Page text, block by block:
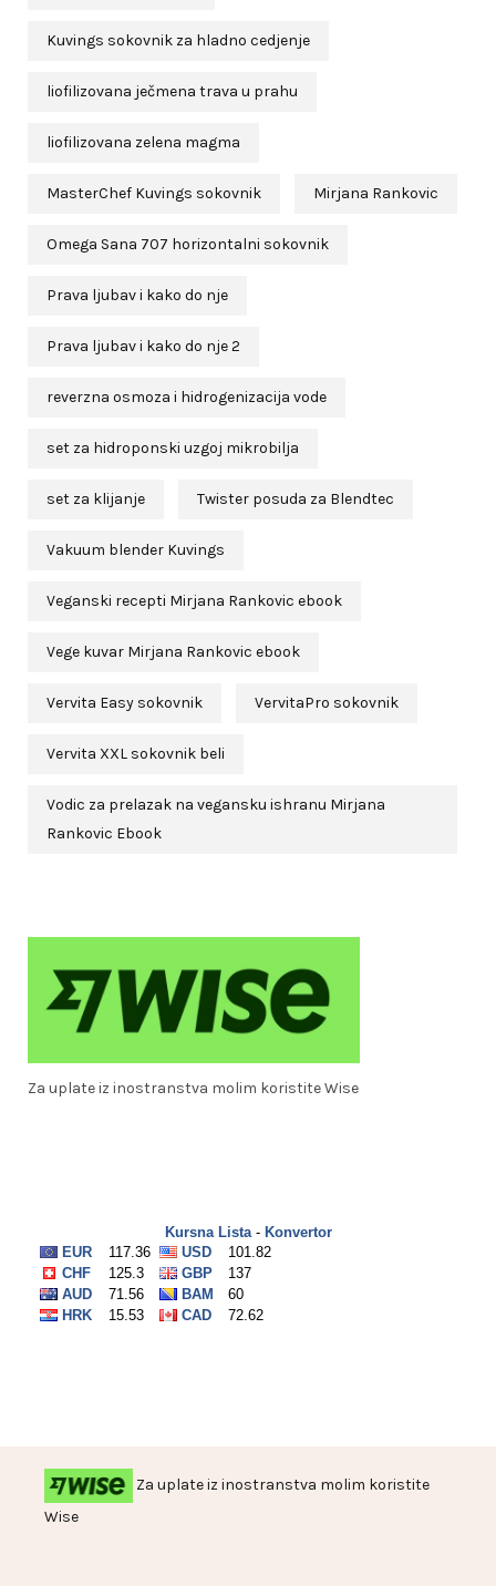
Kuvings sokovnik za hladno cedjenje
liofilizovana ječmena trava u prahu
liofilizovana zelena magma
MasterChef Kuvings sokovnik Mirjana Rankovic
Omega Sana 707 horizontalni sokovnik
Prava ljubav i kako do nje
Prava ljubav i kako do nje 2
reverzna osmoza i hidrogenizacija vode
set za hidroponski uzgoj mikrobilja
set za klijanje Twister posuda za Blendtec
Vakuum blender Kuvings
Veganski recepti Mirjana Rankovic ebook
Vege kuvar Mirjana Rankovic ebook
Vervita Easy sokovnik VervitaPro sokovnik
Vervita XXL sokovnik beli
Vodic za prelazak na vegansku ishranu Mirjana
Rankovic Ebook
Za uplate iz inostranstva molim koristite Wise
Za uplate iz inostranstva molim koristite
Wise